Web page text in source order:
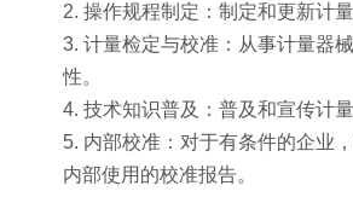
2. 操作规程制定：制定和更新计
3. 计量检定与校准：从事计量器
性。
4. 技术知识普及：普及和宣传计
5. 内部校准：对于有条件的企业
内部使用的校准报告。